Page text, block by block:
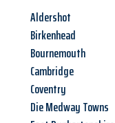
Aldershot
Birkenhead
Bournemouth
Cambridge
Coventry
Die Medway Towns